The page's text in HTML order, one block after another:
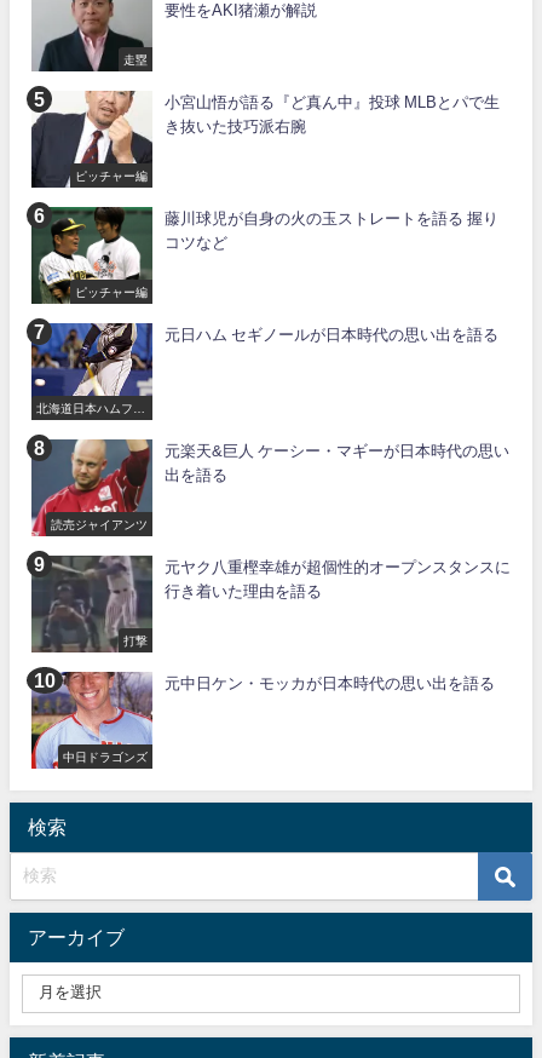
走塁
要性をAKI猪瀬が解説
ピッチャー編
小宮山悟が語る『ど真ん中』投球 MLBとパで生
き抜いた技巧派右腕
ピッチャー編
藤川球児が自身の火の玉ストレートを語る 握り
コツなど
北海道日本ハムファ
元日ハム セギノールが日本時代の思い出を語る
読売ジャイアンツ
元楽天&巨人 ケーシー・マギーが日本時代の思い
出を語る
打撃
元ヤク八重樫幸雄が超個性的オープンスタンスに
行き着いた理由を語る
中日ドラゴンズ
元中日ケン・モッカが日本時代の思い出を語る
検索
アーカイブ